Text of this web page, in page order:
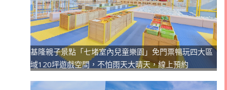
基隆親子景點「七堵室內兒童樂園」免門票暢玩四大區
域120坪遊戲空間，不怕雨天大晴天，線上預約